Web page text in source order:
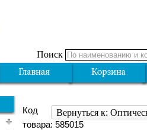
Поиск
Вернуться к:
Код
товара: 585015